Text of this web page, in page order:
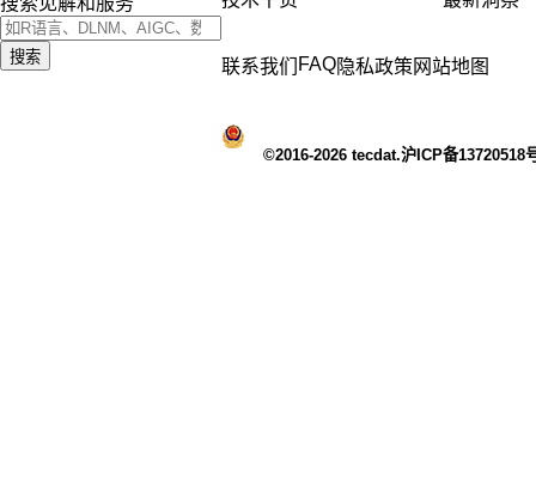
搜索 联系我们 FAQ隐私政策 网站地图
©2016-2026 tecdat.沪ICP备13720518